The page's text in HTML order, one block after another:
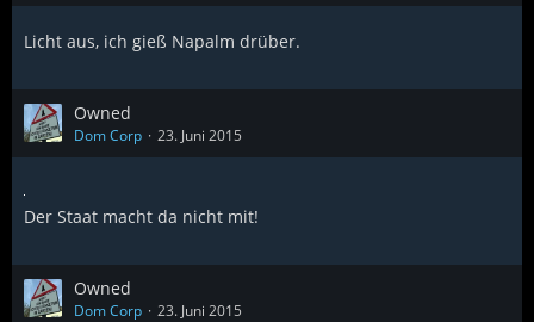
Licht aus, ich gieß Napalm drüber.
Owned
Dom Corp 23. Juni 2015
Der Staat macht da nicht mit!
Owned
Dom Corp 23. Juni 2015